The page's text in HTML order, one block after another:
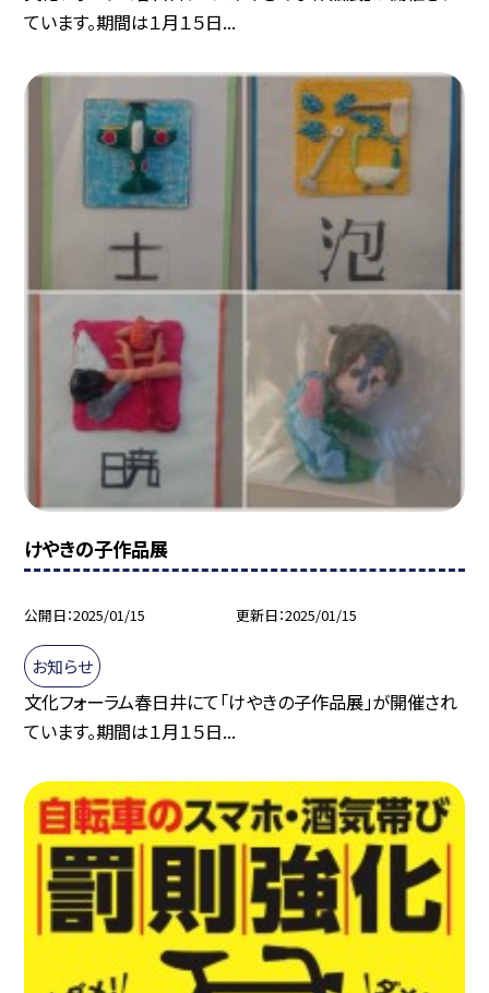
ています。期間は１月１５日...
けやきの子作品展
公開日 2025/01/15 更新日 2025/01/15
お知らせ
文化フォーラム春日井にて「けやきの子作品展」が開催され
ています。期間は１月１５日...